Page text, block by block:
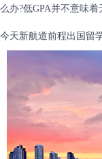
?低GPA并不意味着
天新航道前程出国